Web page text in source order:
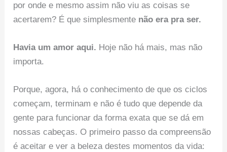
por onde e mesmo assim não viu as coisas se
acertarem? É que simplesmente não era pra ser.
Havia um amor aqui. Hoje não há mais, mas não
importa.
Porque, agora, há o conhecimento de que os ciclos
começam, terminam e não é tudo que depende da
gente para funcionar da forma exata que se dá em
nossas cabeças. O primeiro passo da compreensão
é aceitar e ver a beleza destes momentos da vida: